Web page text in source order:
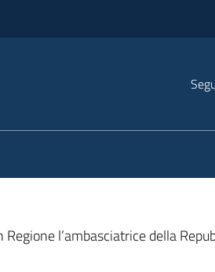
l’ambasciatrice della